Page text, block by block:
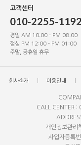
고객센터
010-2255-1192
평일 AM 10:00 - PM 08:00
점심 PM 12:00 - PM 01:00
주말, 공휴일 휴무
회사소개 이용안내
CALL CENTER
개인정보관
사업자등록